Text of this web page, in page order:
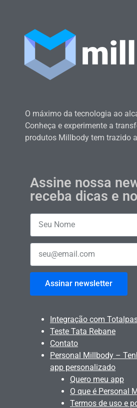
O máximo da tecnologia ao
Conheça e experimente a
produtos Millbody tem trazido
Assine nossa
receba dicas e
Assinar newsletter
Integração com
Teste Tata Rebane
Contato
Personal Millbody –
app personalizado
Quero meu app
O que é Personal
Termos de uso e